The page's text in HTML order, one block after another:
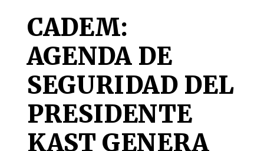
CADEM:
AGENDA DE
SEGURIDAD DEL
PRESIDENTE
KAST GENERA